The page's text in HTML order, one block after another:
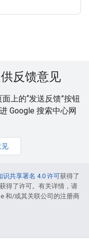
反馈意见
上的“发送反馈”按钮
Google 搜索中心网
见
识共享署名 4.0 许可获得了
获得了许可。有关详情，请
和/或其关联公司的注册商